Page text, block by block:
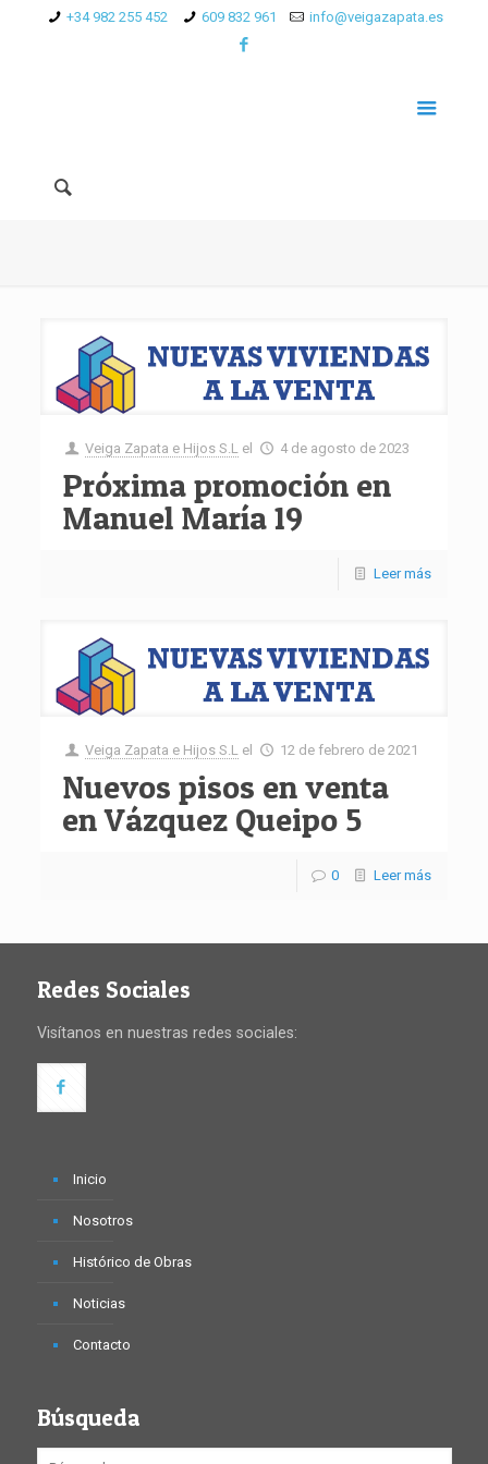
+34 982 255 452 609 832 961 info@veigazapata.es
Veiga Zapata e Hijos S.L el 4 de agosto de 2023
Próxima promoción en
Manuel María 19
Leer más
Veiga Zapata e Hijos S.L el 12 de febrero de 2021
Nuevos pisos en venta
en Vázquez Queipo 5
0 Leer más
Redes Sociales
Visítanos en nuestras redes sociales:
Inicio
Nosotros
Histórico de Obras
Noticias
Contacto
Búsqueda